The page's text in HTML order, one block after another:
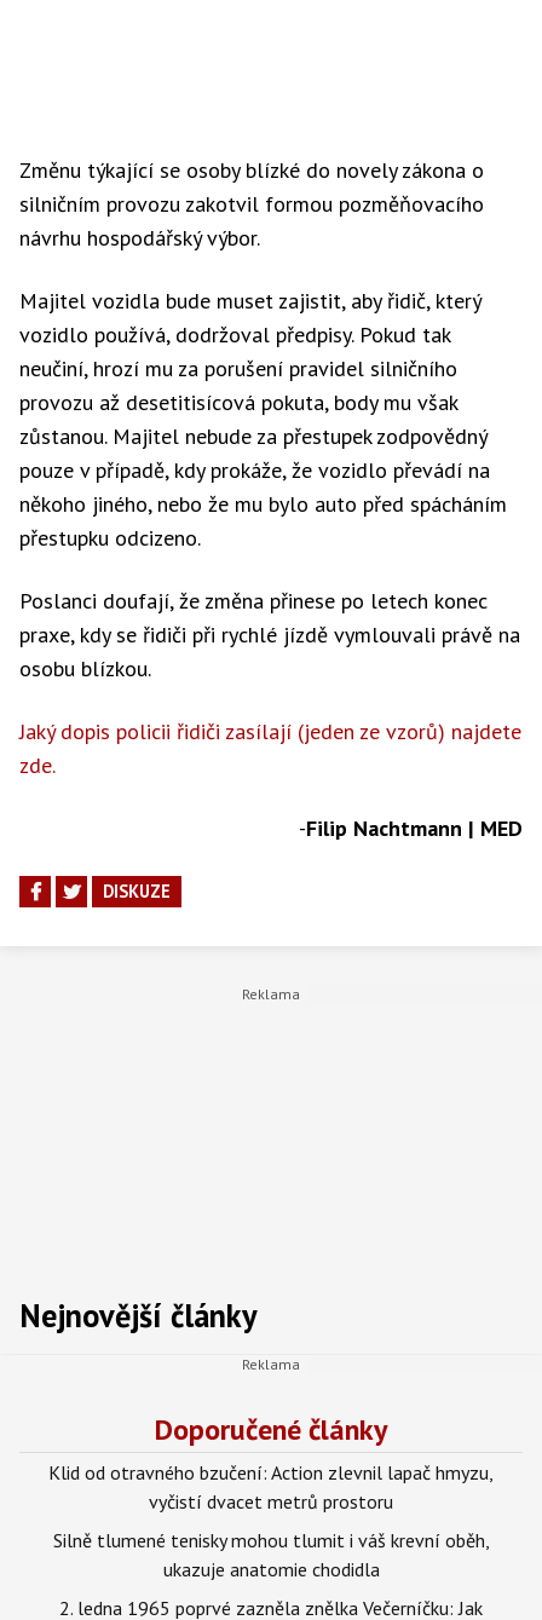
Změnu týkající se osoby blízké do novely zákona o
silničním provozu zakotvil formou pozměňovacího
návrhu hospodářský výbor.
Majitel vozidla bude muset zajistit, aby řidič, který
vozidlo používá, dodržoval předpisy. Pokud tak
neučiní, hrozí mu za porušení pravidel silničního
provozu až desetitisícová pokuta, body mu však
zůstanou. Majitel nebude za přestupek zodpovědný
pouze v případě, kdy prokáže, že vozidlo převádí na
někoho jiného, nebo že mu bylo auto před spácháním
přestupku odcizeno.
Poslanci doufají, že změna přinese po letech konec
praxe, kdy se řidiči při rychlé jízdě vymlouvali právě na
osobu blízkou.
Jaký dopis policii řidiči zasílají (jeden ze vzorů) najdete
zde.
-Filip Nachtmann | MED
DISKUZE
Nejnovější články
Doporučené články
Klid od otravného bzučení: Action zlevnil lapač hmyzu,
vyčistí dvacet metrů prostoru
Silně tlumené tenisky mohou tlumit i váš krevní oběh,
ukazuje anatomie chodidla
2. ledna 1965 poprvé zazněla znělka Večerníčku: Jak